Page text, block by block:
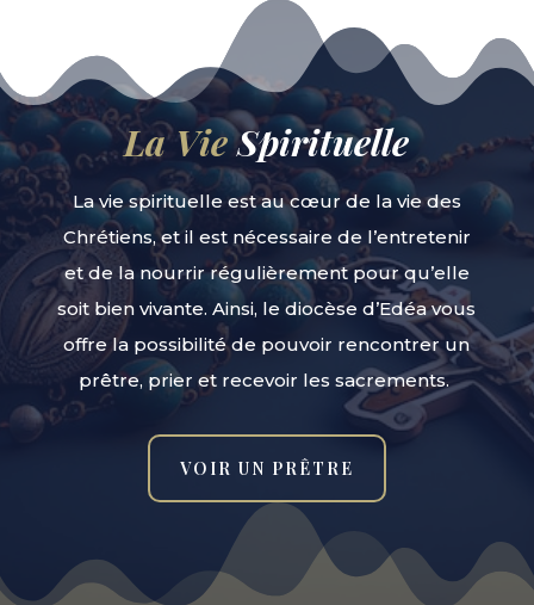
La VieSpirituelle
La vie spirituelle est au cœur de la vie des
Chrétiens, et il est nécessaire de l’entretenir
et de la nourrir régulièrement pour qu’elle
soit bien vivante. Ainsi, le diocèse d’Edéa vous
offre la possibilité de pouvoir rencontrer un
prêtre, prier et recevoir les sacrements.
VOIR UN PRÊTRE